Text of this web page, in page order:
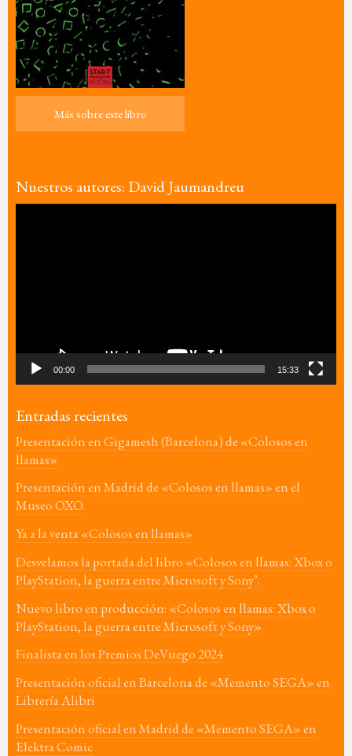
Más sobre este libro
Nuestros autores: David Jaumandreu
00:00 15:33
Entradas recientes
Presentación en Gigamesh (Barcelona) de «Colosos en
llamas»
Presentación en Madrid de «Colosos en llamas» en el
Museo OXO.
Ya a la venta «Colosos en llamas»
Desvelamos la portada del libro «Colosos en llamas: Xbox o
PlayStation, la guerra entre Microsoft y Sony’.
Nuevo libro en producción: «Colosos en llamas: Xbox o
PlayStation, la guerra entre Microsoft y Sony»
Finalista en los Premios DeVuego 2024
Presentación oficial en Barcelona de «Memento SEGA» en
Librería Alibri
Presentación oficial en Madrid de «Memento SEGA» en
Elektra Comic